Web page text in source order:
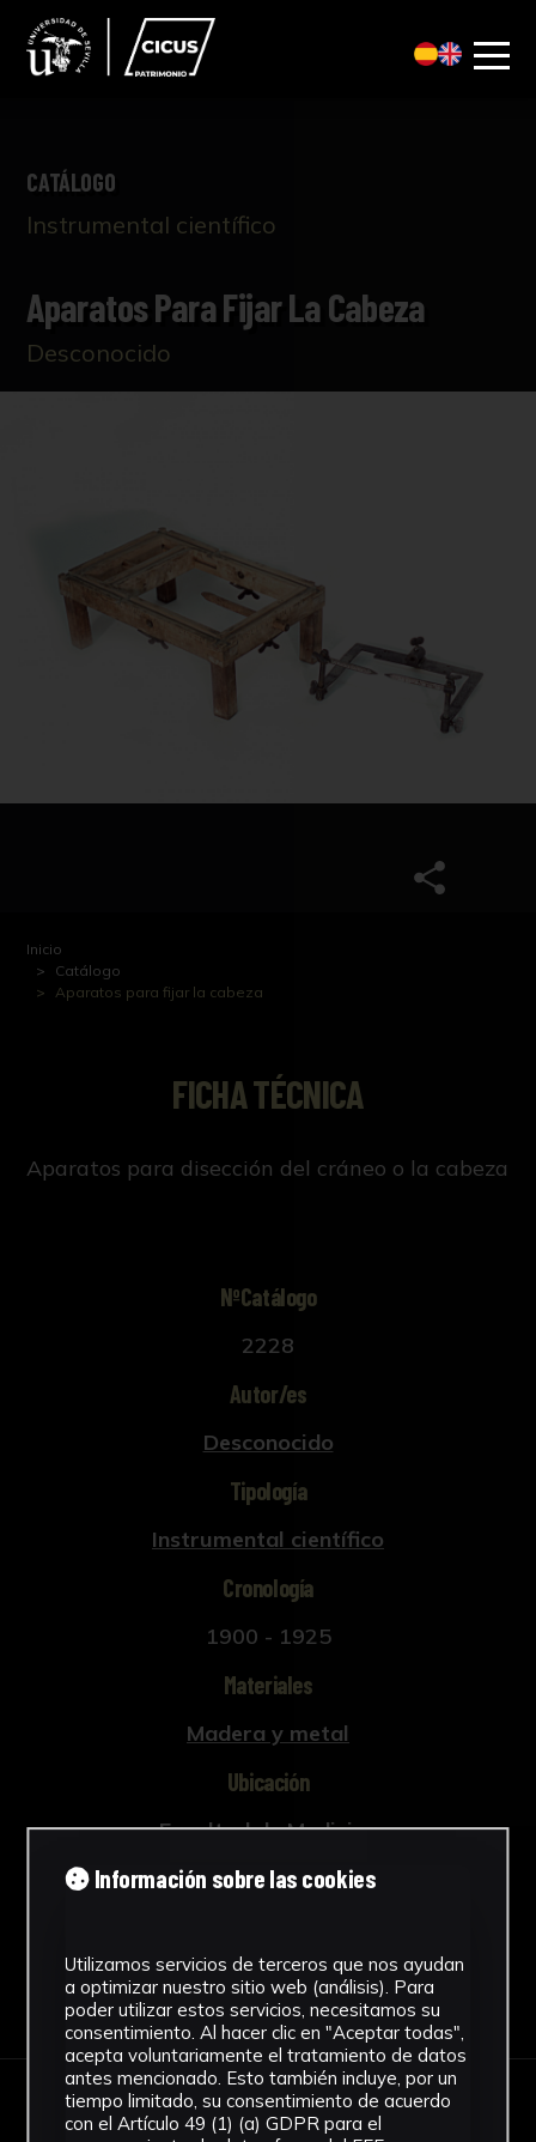
CATÁLOGO
Instrumental científico
Aparatos Para Fijar La Cabeza
Desconocido
Inicio
Catálogo
Aparatos para fijar la cabeza
FICHA TÉCNICA
Aparatos para disección del cráneo o la cabeza
NºCatálogo
2228
Autor/es
Desconocido
Tipología
Instrumental científico
Cronología
1900 - 1925
Materiales
Madera y metal
Ubicación
Facultad de Medicina
Descargar Ficha
IMÁGENES
Información sobre las cookies
Utilizamos servicios de terceros que nos ayudan
a optimizar nuestro sitio web (análisis). Para
poder utilizar estos servicios, necesitamos su
consentimiento. Al hacer clic en "Aceptar todas",
acepta voluntariamente el tratamiento de datos
antes mencionado. Esto también incluye, por un
tiempo limitado, su consentimiento de acuerdo
con el Artículo 49 (1) (a) GDPR para el